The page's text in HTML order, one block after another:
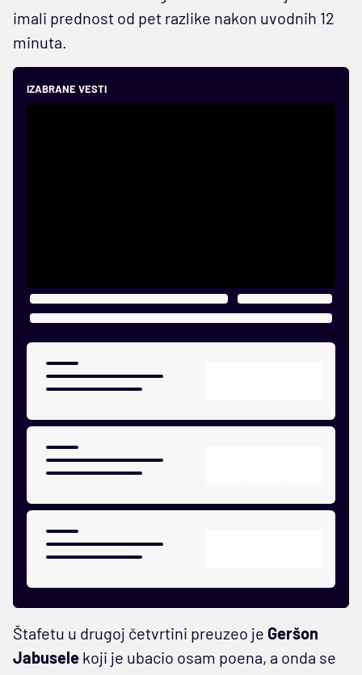
imali prednost od pet razlike nakon uvodnih 12
minuta.
IZABRANE VESTI
Štafetu u drugoj četvrtini preuzeo je Geršon
Jabusele koji je ubacio osam poena, a onda se